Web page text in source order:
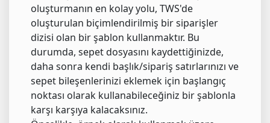
oluşturmanın en kolay yolu, TWS'de
oluşturulan biçimlendirilmiş bir siparişler
dizisi olan bir şablon kullanmaktır. Bu
durumda, sepet dosyasını kaydettiğinizde,
daha sonra kendi başlık/sipariş satırlarınızı ve
sepet bileşenlerinizi eklemek için başlangıç ​​
noktası olarak kullanabileceğiniz bir şablonla
karşı karşıya kalacaksınız.